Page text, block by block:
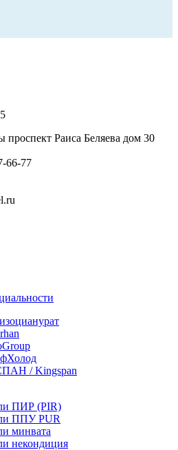
Раиса Беляева дом 30
66-77
/ Kingspan
ПИР (PIR)
ППУ PUR
минвата
некондиция